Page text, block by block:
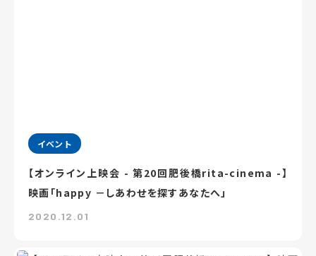
イベント
【オンライン上映会 - 第20回肥後橋rita-cinema -】
映画「happy －しあわせを探すあなたへ」
2020.12.01